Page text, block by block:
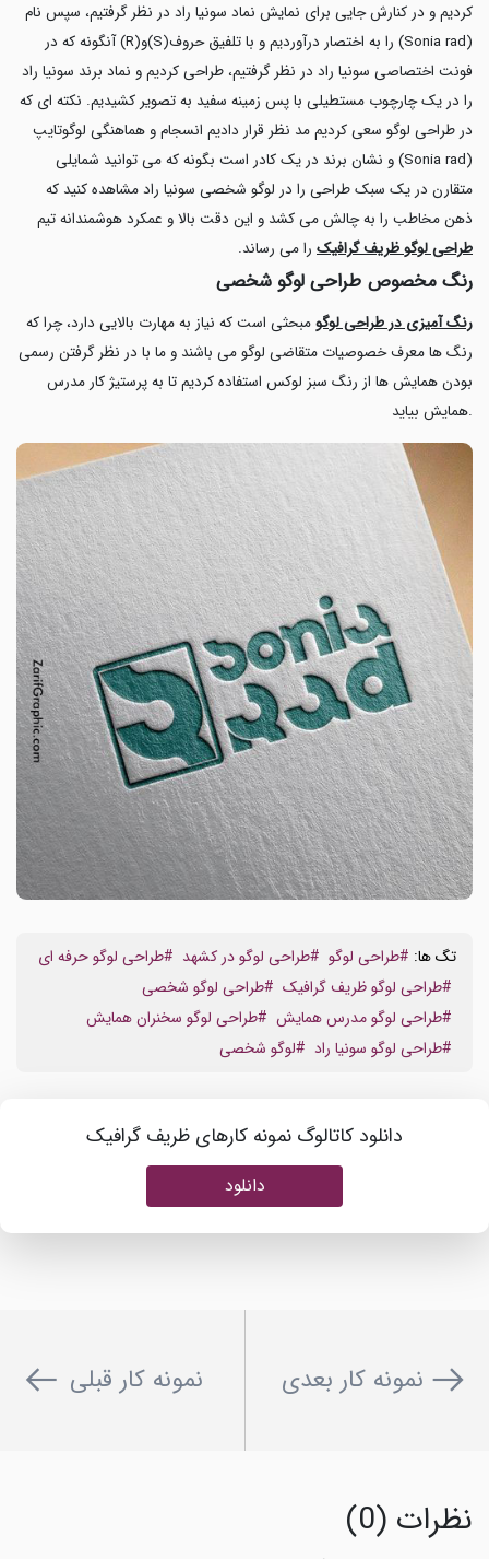
کردیم و در کنارش جایی برای نمایش نماد سونیا راد در نظر گرفتیم، سپس نام
(Sonia rad) را به اختصار درآوردیم و با تلفیق حروف(S)و(R) آنگونه که در
فونت اختصاصی سونیا راد در نظر گرفتیم، طراحی کردیم و نماد برند سونیا راد
را در یک چارچوب مستطیلی با پس زمینه سفید به تصویر کشیدیم. نکته ای که
در طراحی لوگو سعی کردیم مد نظر قرار دادیم انسجام و هماهنگی لوگوتایپ
(Sonia rad) و نشان برند در یک کادر است بگونه که می توانید شمایلی
متقارن در یک سبک طراحی را در لوگو شخصی سونیا راد مشاهده کنید که
ذهن مخاطب را به چالش می کشد و این دقت بالا و عمکرد هوشمندانه تیم
طراحی لوگو ظریف گرافیک را می رساند.
رنگ مخصوص طراحی لوگو شخصی
رنگ آمیزی در طراحی لوگومبحثی است که نیاز به مهارت بالایی دارد، چرا که
رنگ ها معرف خصوصیات متقاضی لوگو می باشند و ما با در نظر گرفتن رسمی
بودن همایش ها از رنگ سبز لوکس استفاده کردیم تا به پرستیژ کار مدرس
همایش بیاید.
تگ ها: #طراحی لوگو #طراحی لوگو در کشهد #طراحی لوگو حرفه ای
#طراحی لوگو ظریف گرافیک #طراحی لوگو شخصی
#طراحی لوگو مدرس همایش #طراحی لوگو سخنران همایش
#طراحی لوگو سونیا راد #لوگو شخصی
دانلود کاتالوگ نمونه کارهای ظریف گرافیک
دانلود
نمونه کار بعدی نمونه کار قبلی
نظرات (0)